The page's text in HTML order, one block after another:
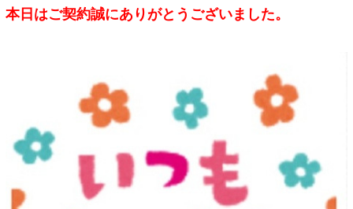
本日はご契約誠にありがとうございました。